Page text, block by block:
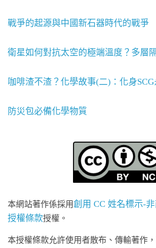
戰爭的起源與中國新石器時代的戰爭
衛星如何對抗太空的極端溫度？多層
咖啡渣不渣？化學故事(二)：化身
防災包必備化學物質
本網站著作係採用創用 CC 姓名標示-
授權條款授權。
本授權條款允許使用者散布、傳輸著作